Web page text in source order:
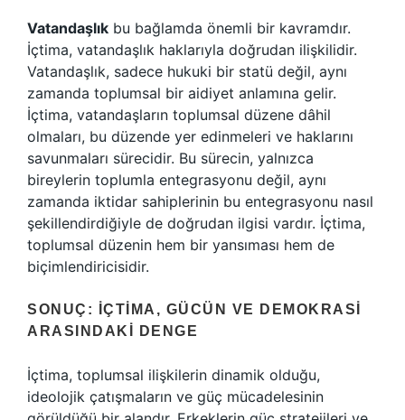
Vatandaşlık bu bağlamda önemli bir kavramdır.
İçtima, vatandaşlık haklarıyla doğrudan ilişkilidir.
Vatandaşlık, sadece hukuki bir statü değil, aynı
zamanda toplumsal bir aidiyet anlamına gelir.
İçtima, vatandaşların toplumsal düzene dâhil
olmaları, bu düzende yer edinmeleri ve haklarını
savunmaları sürecidir. Bu sürecin, yalnızca
bireylerin toplumla entegrasyonu değil, aynı
zamanda iktidar sahiplerinin bu entegrasyonu nasıl
şekillendirdiğiyle de doğrudan ilgisi vardır. İçtima,
toplumsal düzenin hem bir yansıması hem de
biçimlendiricisidir.
SONUÇ: İÇTIMA, GÜCÜN VE DEMOKRASI
ARASINDAKI DENGE
İçtima, toplumsal ilişkilerin dinamik olduğu,
ideolojik çatışmaların ve güç mücadelesinin